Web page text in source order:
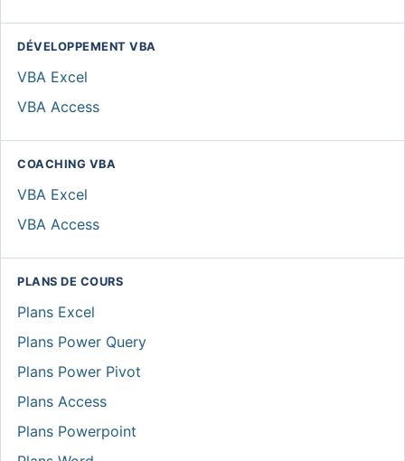
DÉVELOPPEMENT VBA
VBA Excel
VBA Access
COACHING VBA
VBA Excel
VBA Access
PLANS DE COURS
Plans Excel
Plans Power Query
Plans Power Pivot
Plans Access
Plans Powerpoint